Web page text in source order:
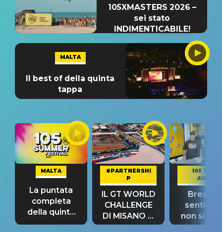
105XMASTERS 2026 –
sei stato
INDIMENTICABILE!
MALTA
Il best of della quinta
tappa
MALTA
La puntata
completa
della quinta
tappa
#PARTNERSHI
P
IL GT WORLD
CHALLENGE
DI MISANO si
riconferma
105 TAKE
AWAY
Bresh:
non si
fino alla